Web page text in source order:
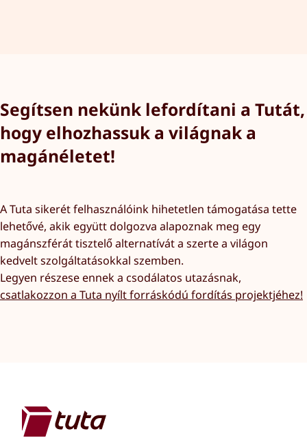
Segítsen nekünk lefordítani a Tutát,
hogy elhozhassuk a világnak a
magánéletet!
A Tuta sikerét felhasználóink hihetetlen támogatása tette
lehetővé, akik együtt dolgozva alapoznak meg egy
magánszférát tisztelő alternatívát a szerte a világon
kedvelt szolgáltatásokkal szemben.
Legyen részese ennek a csodálatos utazásnak,
csatlakozzon a Tuta nyílt forráskódú fordítás projektjéhez!